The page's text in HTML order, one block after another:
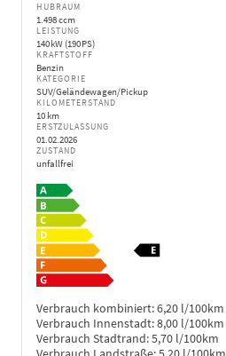
HUBRAUM
1.498 ccm
LEISTUNG
140 kW (190 PS)
KRAFTSTOFF
Benzin
KATEGORIE
SUV/Geländewagen/Pickup
KILOMETERSTAND
10 km
ERSTZULASSUNG
01.02.2026
ZUSTAND
unfallfrei
Verbrauch kombiniert:6,20 l/100km
Verbrauch Innenstadt:8,00 l/100km
Verbrauch Stadtrand:5,70 l/100km